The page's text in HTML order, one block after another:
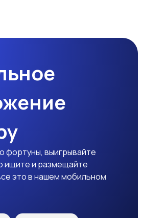
фортуны, выигрывайте
ищите и размещайте
это в нашем мобильном